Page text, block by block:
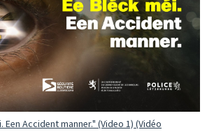
Een Accident manner." (Video 1) (Vidéo